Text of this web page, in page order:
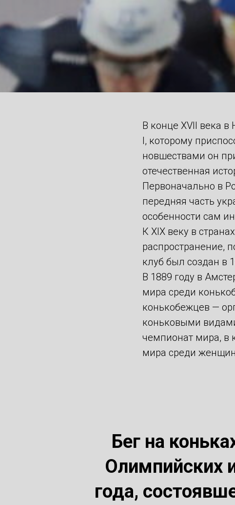
В конце XVII века
I, которому
новшествами он
отечественная
Первоначально в
передняя часть
особенности сам
К XIX веку в
распространение,
клуб был создан в
В 1889 году в
мира среди
конькобежцев —
коньковыми
чемпионат мира, в
мира среди женщин
Бег на
Олимпийских
года,